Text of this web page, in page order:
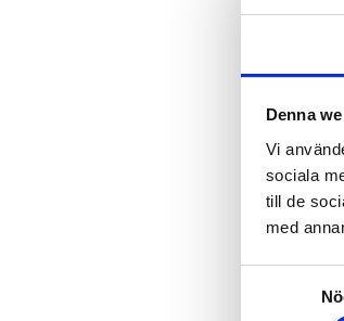
Denna
Vi
sociala
till de
med
EU-
endast
frågan
– Det
Med